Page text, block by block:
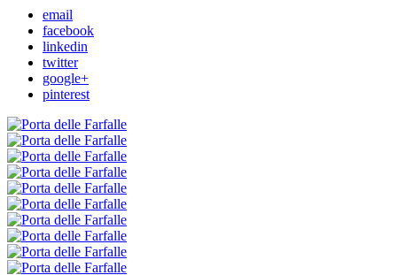
email
facebook
linkedin
twitter
google+
pinterest